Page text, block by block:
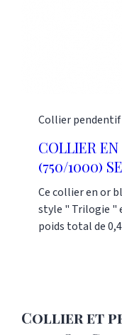
Collier pendentif
COLLIER EN
(750/1000)
STYLE
Ce collier en or
style " Trilogie "
poids total de
en Or jaune et
est située dans
127 rue du
Collier et